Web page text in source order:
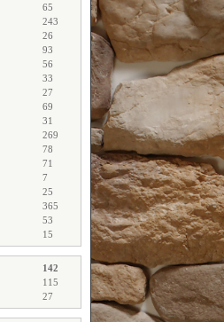
65
243
26
93
56
33
27
69
31
269
78
71
7
25
365
53
15
142
115
27